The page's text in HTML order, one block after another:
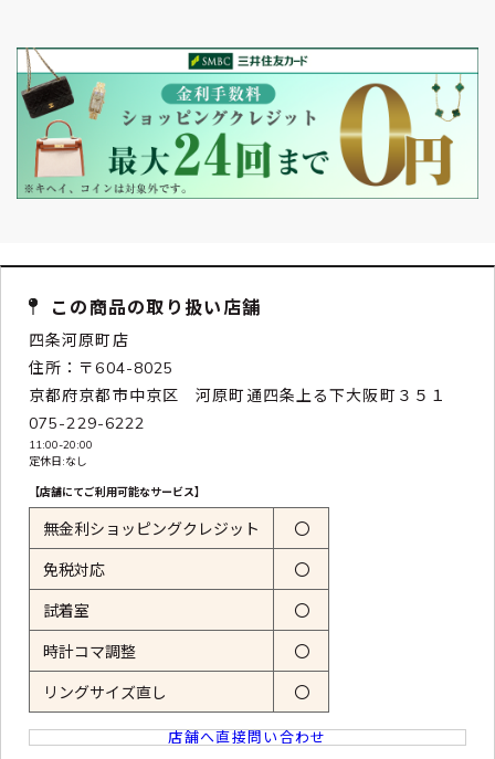
この商品の取り扱い店舗
四条河原町店
住所：〒604-8025
京都府京都市中京区 河原町通四条上る下大阪町３５１
075-229-6222
11:00-20:00
定休日:なし
【店舗にてご利用可能なサービス】
無金利ショッピングクレジット 〇
免税対応 〇
試着室 〇
時計コマ調整 〇
リングサイズ直し 〇
店舗へ直接問い合わせ